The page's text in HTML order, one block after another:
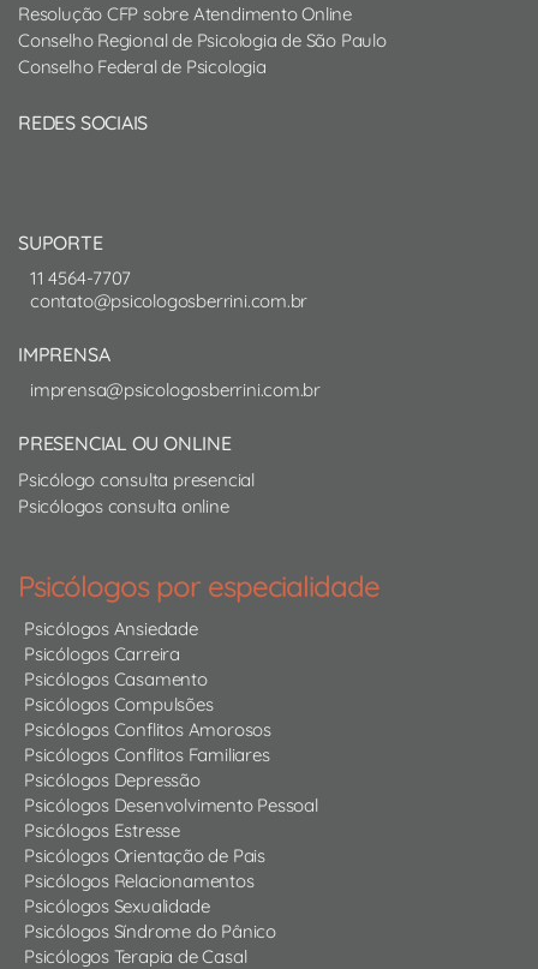
Resolução CFP sobre Atendimento Online
Conselho Regional de Psicologia de São Paulo
Conselho Federal de Psicologia
REDES SOCIAIS
SUPORTE
11 4564-7707
contato@psicologosberrini.com.br
IMPRENSA
imprensa@psicologosberrini.com.br
PRESENCIAL OU ONLINE
Psicólogo consulta presencial
Psicólogos consulta online
Psicólogos por especialidade
Psicólogos Ansiedade
Psicólogos Carreira
Psicólogos Casamento
Psicólogos Compulsões
Psicólogos Conflitos Amorosos
Psicólogos Conflitos Familiares
Psicólogos Depressão
Psicólogos Desenvolvimento Pessoal
Psicólogos Estresse
Psicólogos Orientação de Pais
Psicólogos Relacionamentos
Psicólogos Sexualidade
Psicólogos Síndrome do Pânico
Psicólogos Terapia de Casal